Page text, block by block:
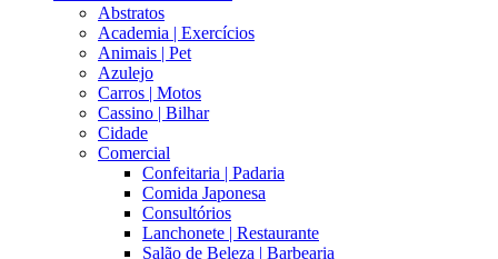
Abstratos
Academia | Exercícios
Animais | Pet
Azulejo
Carros | Motos
Cassino | Bilhar
Cidade
Comercial
Confeitaria | Padaria
Comida Japonesa
Consultórios
Lanchonete | Restaurante
Salão de Beleza | Barbearia